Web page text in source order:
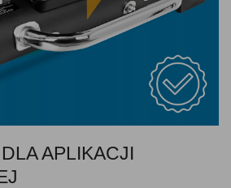
APLIKACJI